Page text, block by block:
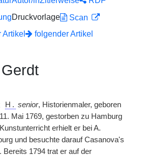
Druckvorlage
Scan
folgender Artikel
H. senior, Historienmaler, geboren
Mai 1769, gestorben zu Hamburg
erhielt er bei A.
und besuchte darauf Casanova's
Bereits 1794 trat er auf der